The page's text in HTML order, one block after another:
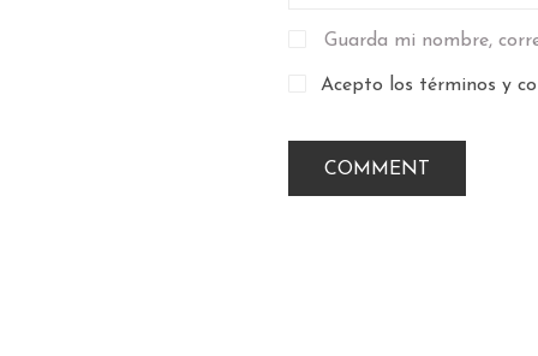
Guarda mi nombre,
Acepto los términos y